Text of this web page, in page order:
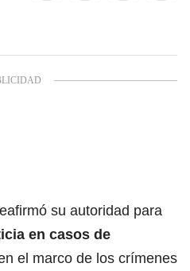
su autoridad para
en casos de
el marco de los crímenes